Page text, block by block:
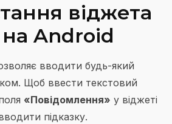
віджета
на Android
вводити будь-який
Щоб ввести текстовий
«Повідомлення» у віджеті
підказку.